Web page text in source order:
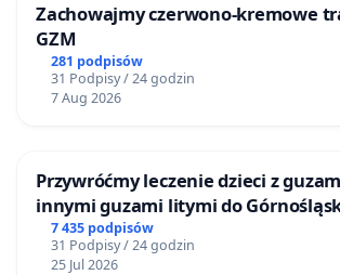
Zachowajmy czerwono-kremowe
GZM
281 podpisów
31 Podpisy / 24 godzin
7 Aug 2026
Przywróćmy leczenie dzieci z
innymi guzami litymi do
Centrum Zdrowia Dziecka w
7 435 podpisów
31 Podpisy / 24 godzin
25 Jul 2026